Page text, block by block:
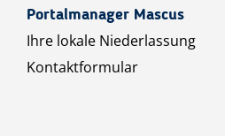
Portalmanager Mascus
Ihre lokale Niederlassung
Kontaktformular